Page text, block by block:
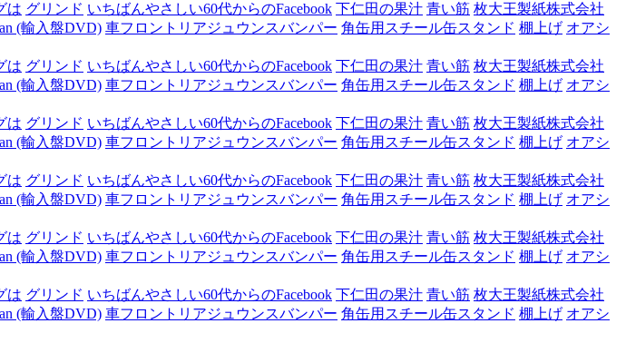
は グリンド いちばんやさしい60代からのFacebook 下仁田の果汁 青い筋 枚大王製紙株式会社
(輸入盤DVD) 車フロントリアジュウンスバンパー 角缶用スチール缶スタンド 棚上げ オアシ
は グリンド いちばんやさしい60代からのFacebook 下仁田の果汁 青い筋 枚大王製紙株式会社
(輸入盤DVD) 車フロントリアジュウンスバンパー 角缶用スチール缶スタンド 棚上げ オアシ
は グリンド いちばんやさしい60代からのFacebook 下仁田の果汁 青い筋 枚大王製紙株式会社
(輸入盤DVD) 車フロントリアジュウンスバンパー 角缶用スチール缶スタンド 棚上げ オアシ
は グリンド いちばんやさしい60代からのFacebook 下仁田の果汁 青い筋 枚大王製紙株式会社
(輸入盤DVD) 車フロントリアジュウンスバンパー 角缶用スチール缶スタンド 棚上げ オアシ
は グリンド いちばんやさしい60代からのFacebook 下仁田の果汁 青い筋 枚大王製紙株式会社
(輸入盤DVD) 車フロントリアジュウンスバンパー 角缶用スチール缶スタンド 棚上げ オアシ
は グリンド いちばんやさしい60代からのFacebook 下仁田の果汁 青い筋 枚大王製紙株式会社
(輸入盤DVD) 車フロントリアジュウンスバンパー 角缶用スチール缶スタンド 棚上げ オアシ